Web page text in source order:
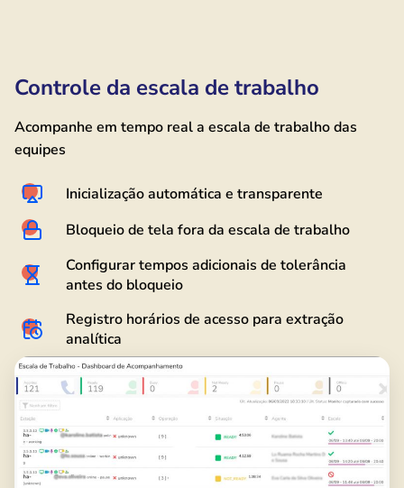
Controle da escala de trabalho
Acompanhe em tempo real a escala de trabalho das
equipes
Inicialização automática e transparente
Bloqueio de tela fora da escala de trabalho
Configurar tempos adicionais de tolerância
antes do bloqueio
Registro horários de acesso para extração
analítica